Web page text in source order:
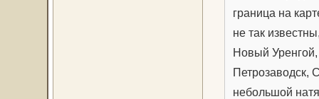
граница на
не так
Новый Уренгой,
Петрозаводск,
небольшой